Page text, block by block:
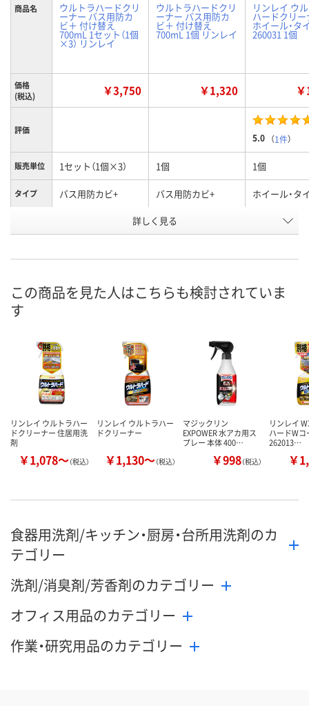
商品名 ウルトラハードクリ
ーナー バス用防カ
ビ＋ 付け替え
700mL 1セット（1個
×3） リンレイ
ウルトラハードクリ
ーナー バス用防カ
ビ＋ 付け替え
700mL 1個 リンレイ
リンレイ ウ
ハードクリー
ホイール・タ
260031 1個
価格
(税込)
￥3,750 ￥1,320
評価
5.0 （1件）
販売単位 1セット（1個×3） 1個 1個
タイプ バス用防カビ+ バス用防カビ+ ホイール・タ
詰め替え
UN71602 UN71597 KR40972
在庫 8点 あり あり
お届け日
数量
カゴへ カゴへ カ
詳しく見る
この商品を見た人はこちらも検討されていま
す
リンレイ ウルトラハー
ドクリーナー 住居用洗
剤
￥1,078～（税込）
リンレイ ウルトラハー
ドクリーナー
￥1,130～（税込）
マジックリン
EXPOWER 水アカ用ス
プレー 本体 400…
￥998（税込）
リンレイ
ハードW
262013…
￥
食器用洗剤/キッチン・厨房・台所用洗剤のカ
テゴリー
洗剤/消臭剤/芳香剤のカテゴリー
オフィス用品のカテゴリー
作業・研究用品のカテゴリー